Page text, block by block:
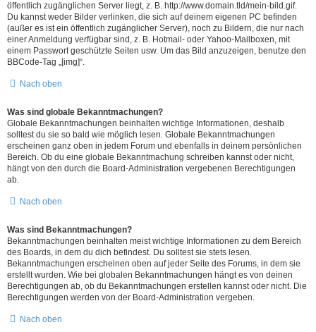
öffentlich zugänglichen Server liegt, z. B. http://www.domain.tld/mein-bild.gif.
Du kannst weder Bilder verlinken, die sich auf deinem eigenen PC befinden
(außer es ist ein öffentlich zugänglicher Server), noch zu Bildern, die nur nach
einer Anmeldung verfügbar sind, z. B. Hotmail- oder Yahoo-Mailboxen, mit
einem Passwort geschützte Seiten usw. Um das Bild anzuzeigen, benutze den
BBCode-Tag „[img]“.
Nach oben
Was sind globale Bekanntmachungen?
Globale Bekanntmachungen beinhalten wichtige Informationen, deshalb
solltest du sie so bald wie möglich lesen. Globale Bekanntmachungen
erscheinen ganz oben in jedem Forum und ebenfalls in deinem persönlichen
Bereich. Ob du eine globale Bekanntmachung schreiben kannst oder nicht,
hängt von den durch die Board-Administration vergebenen Berechtigungen
ab.
Nach oben
Was sind Bekanntmachungen?
Bekanntmachungen beinhalten meist wichtige Informationen zu dem Bereich
des Boards, in dem du dich befindest. Du solltest sie stets lesen.
Bekanntmachungen erscheinen oben auf jeder Seite des Forums, in dem sie
erstellt wurden. Wie bei globalen Bekanntmachungen hängt es von deinen
Berechtigungen ab, ob du Bekanntmachungen erstellen kannst oder nicht. Die
Berechtigungen werden von der Board-Administration vergeben.
Nach oben